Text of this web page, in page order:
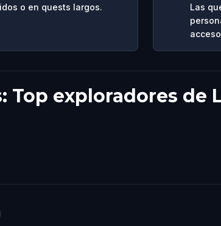
o en quests largos.
Las
Top exploradores de